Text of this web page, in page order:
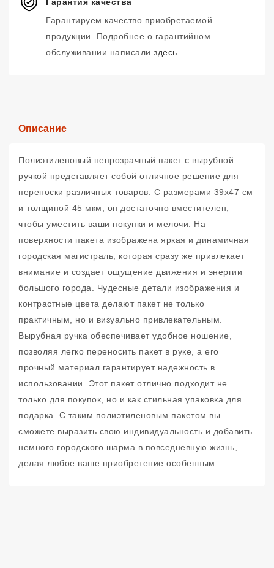
Гарантируем качество приобретаемой
продукции. Подробнее о гарантийном
обслуживании написали здесь
Описание
Полиэтиленовый непрозрачный пакет с вырубной
ручкой представляет собой отличное решение для
переноски различных товаров. С размерами 39х47 см
и толщиной 45 мкм, он достаточно вместителен,
чтобы уместить ваши покупки и мелочи. На
поверхности пакета изображена яркая и динамичная
городская магистраль, которая сразу же привлекает
внимание и создает ощущение движения и энергии
большого города. Чудесные детали изображения и
контрастные цвета делают пакет не только
практичным, но и визуально привлекательным.
Вырубная ручка обеспечивает удобное ношение,
позволяя легко переносить пакет в руке, а его
прочный материал гарантирует надежность в
использовании. Этот пакет отлично подходит не
только для покупок, но и как стильная упаковка для
подарка. С таким полиэтиленовым пакетом вы
сможете выразить свою индивидуальность и добавить
немного городского шарма в повседневную жизнь,
делая любое ваше приобретение особенным.